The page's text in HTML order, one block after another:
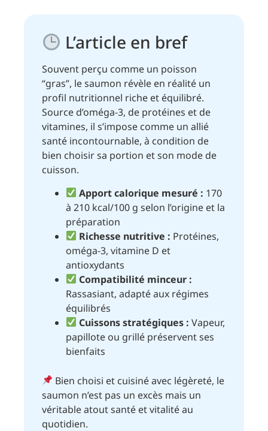
L’article en bref
Souvent perçu comme un poisson
“gras”, le saumon révèle en réalité un
profil nutritionnel riche et équilibré.
Source d’oméga-3, de protéines et de
vitamines, il s’impose comme un allié
santé incontournable, à condition de
bien choisir sa portion et son mode de
cuisson.
Apport calorique mesuré : 170
à 210 kcal/100 g selon l’origine et la
préparation
Richesse nutritive : Protéines,
oméga-3, vitamine D et
antioxydants
Compatibilité minceur :
Rassasiant, adapté aux régimes
équilibrés
Cuissons stratégiques : Vapeur,
papillote ou grillé préservent ses
bienfaits
Bien choisi et cuisiné avec légèreté, le
saumon n’est pas un excès mais un
véritable atout santé et vitalité au
quotidien.